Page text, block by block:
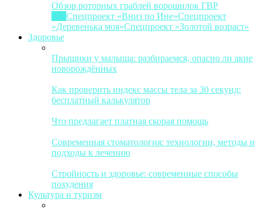
Обзор роторных граблей ворошилок ГВР
Спецпроект «Вниз по Ине»Спецпроект
«Деревенька моя»Спецпроект «Золотой возраст»
Здоровье
Прыщики у малыша: разбираемся, опасно ли акне
новорождённых
Как проверить индекс массы тела за 30 секунд:
бесплатный калькулятор
Что предлагает платная скорая помощь
Современная стоматология: технологии, методы и
подходы к лечению
Стройность и здоровье: современные способы
похудения
Культура и туризм